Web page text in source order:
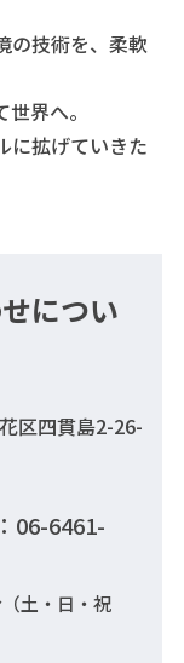
の技術を、柔軟
界へ。
に拡げていきた
につい
区四貫島2-26-
06-6461-
土・日・祝